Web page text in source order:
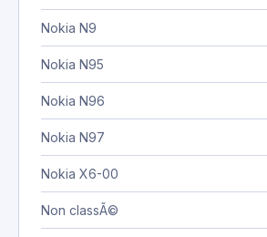
Nokia N9
Nokia N95
Nokia N96
Nokia N97
Nokia X6-00
Non classÃ©